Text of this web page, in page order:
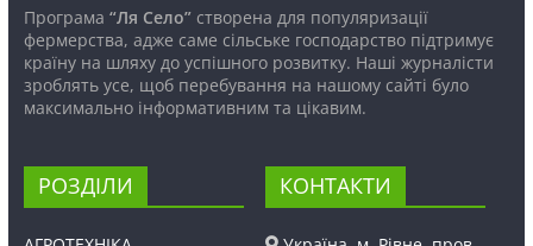
Програма “Ля Село”створена для популяризації
фермерства, адже саме сільське господарство підтримує
країну на шляху до успішного розвитку. Наші журналісти
зроблять усе, щоб перебування на нашому сайті було
максимально інформативним та цікавим.
РОЗДІЛИ КОНТАКТИ